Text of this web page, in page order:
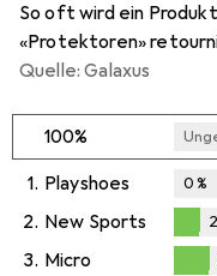
So oft wird ein
«Protektoren»
Quelle: Galaxus
100%
1. Playshoes 0%
2. New Sports
2,4%
3. Micro